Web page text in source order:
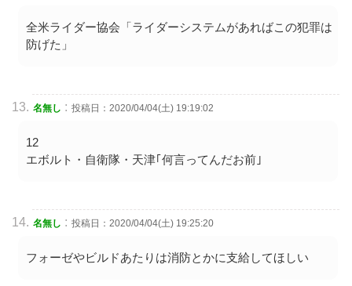
全米ライダー協会「ライダーシステムがあればこの犯罪は
防げた」
名無し : 投稿日：2020/04/04(土) 19:19:02
12
エボルト・自衛隊・天津｢何言ってんだお前｣
名無し : 投稿日：2020/04/04(土) 19:25:20
フォーゼやビルドあたりは消防とかに支給してほしい